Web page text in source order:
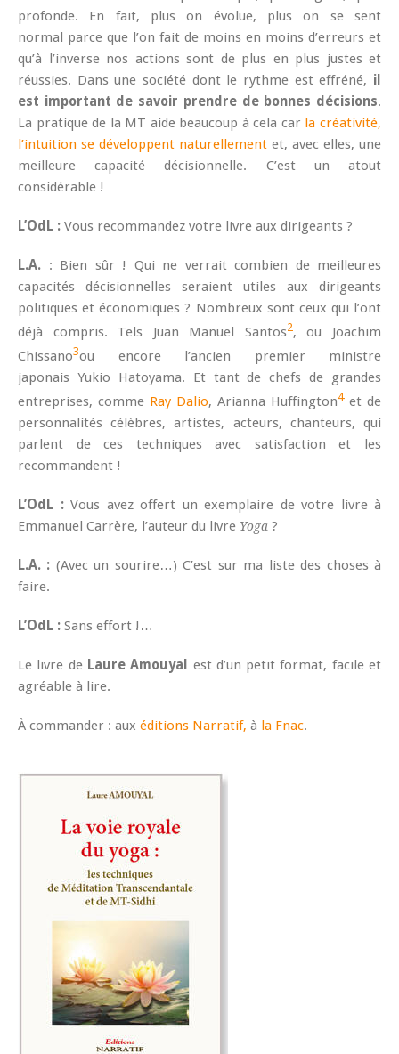
profonde. En fait, plus on évolue, plus on se sent
normal parce que l’on fait de moins en moins d’erreurs et
qu’à l’inverse nos actions sont de plus en plus justes et
réussies. Dans une société dont le rythme est effréné, il
est important de savoir prendre de bonnes décisions.
La pratique de la MT aide beaucoup à cela car la créativité,
l’intuition se développent naturellement et, avec elles, une
meilleure capacité décisionnelle. C’est un atout
considérable !
L’OdL : Vous recommandez votre livre aux dirigeants ?
L.A. : Bien sûr ! Qui ne verrait combien de meilleures
capacités décisionnelles seraient utiles aux dirigeants
politiques et économiques ? Nombreux sont ceux qui l’ont
déjà compris. Tels Juan Manuel Santos2, ou Joachim
Chissano3ou encore l’ancien premier ministre
japonais Yukio Hatoyama. Et tant de chefs de grandes
entreprises, comme Ray Dalio, Arianna Huffington4et de
personnalités célèbres, artistes, acteurs, chanteurs, qui
parlent de ces techniques avec satisfaction et les
recommandent !
L’OdL :Vous avez offert un exemplaire de votre livre à
Emmanuel Carrère, l’auteur du livre Yoga ?
L.A. : (Avec un sourire…) C’est sur ma liste des choses à
faire.
L’OdL : Sans effort !…
Le livre de Laure Amouyal
est d’un petit format, facile et
agréable à lire.
À commander : aux éditions Narratif, à la Fnac.